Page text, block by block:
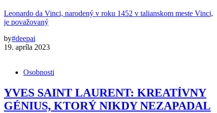
Leonardo da Vinci, narodený v roku 1452 v talianskom meste Vinci,
je považovaný
by#deepai
19. apríla 2023
Osobnosti
YVES SAINT LAURENT: KREATÍVNY
GÉNIUS, KTORÝ NIKDY NEZAPADAL